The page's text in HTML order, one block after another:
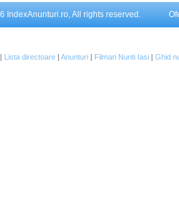
IndexAnunturi.ro, All rights reserved.
| Lista directoare | Anunturi | Filmari Nunti Iasi | Ghid